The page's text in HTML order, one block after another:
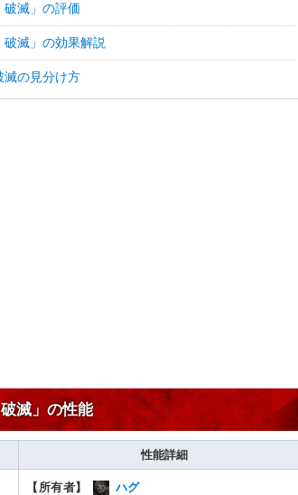
破滅」の評価
破滅」の効果解説
滅の見分け方
破滅」の性能
性能詳細
【所有者】
ハグ